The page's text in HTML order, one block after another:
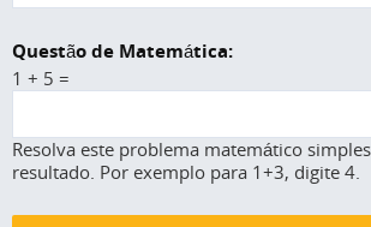
Questão de Matemática:
1 + 5 =
Resolva este problema matemático
resultado. Por exemplo para 1+3, digite 4.